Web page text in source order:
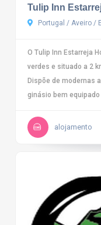
Tulip Inn
Portugal / Aveiro /
O Tulip Inn Estarreja
verdes e situado a 2
Dispõe de modernas
ginásio bem equipado
alojamento